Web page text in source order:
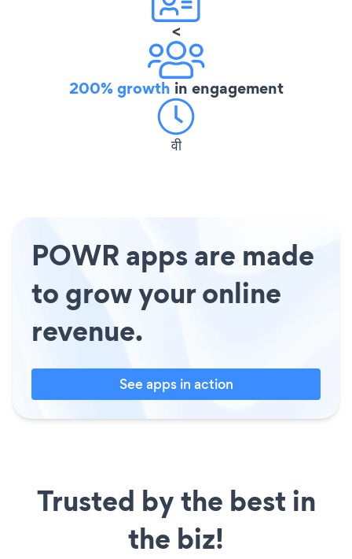
<
200% growth in engagement
वी
POWR apps are made
to grow your online
revenue.
See apps in action
Trusted by the best in
the biz!